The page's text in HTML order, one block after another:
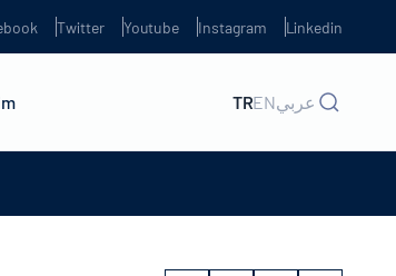
Twitter Youtube Instagram Linkedin
TRENعربي